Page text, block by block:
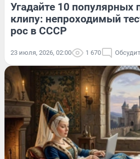
Угадайте 10 популярных
клипу: непроходимый
рос в СССР
23 июля, 2026, 02:00 1 670